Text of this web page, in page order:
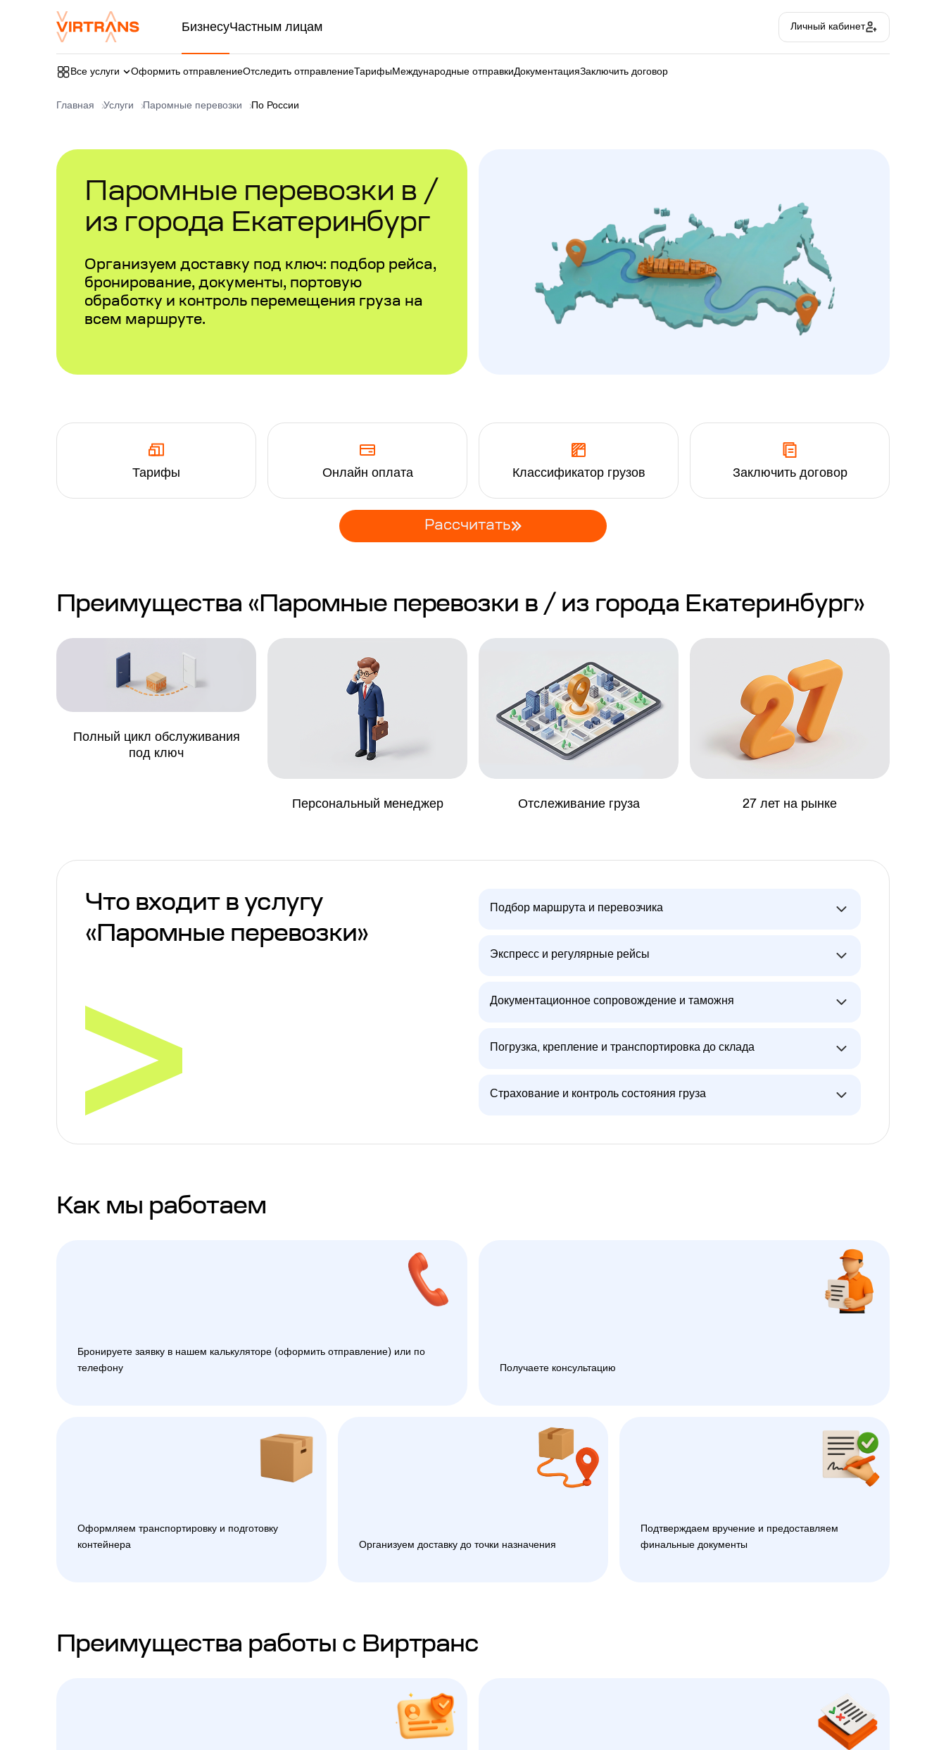
БизнесуЧастным лицам Личный кабинет
Все услуги Оформить отправлениеОтследить отправлениеТарифыМеждународные отправкиДокументацияЗаключить договор
Главная Услуги Паромные перевозки По России
Паромные перевозки в /
из города Екатеринбург
Организуем доставку под ключ: подбор рейса,
бронирование, документы, портовую
обработку и контроль перемещения груза на
всем маршруте.
Тарифы Онлайн оплата Классификатор грузов Заключить договор
Рассчитать
Преимущества «Паромные перевозки в / из города Екатеринбург»
Полный цикл обслуживания
под ключ
Персональный менеджер Отслеживание груза 27 лет на рынке
Что входит в услугу
«Паромные перевозки»
Подбор маршрута и перевозчика
Экспресс и регулярные рейсы
Документационное сопровождение и таможня
Погрузка, крепление и транспортировка до склада
Страхование и контроль состояния груза
Как мы работаем
Бронируете заявку в нашем калькуляторе (оформить отправление) или по
телефону
Получаете консультацию
Оформляем транспортировку и подготовку
контейнера
Организуем доставку до точки назначения
Подтверждаем вручение и предоставляем
финальные документы
Преимущества работы с Виртранс